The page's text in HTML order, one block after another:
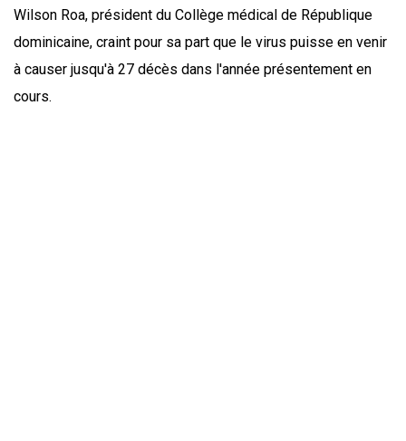
Wilson Roa, président du Collège médical de République
dominicaine, craint pour sa part que le virus puisse en venir
à causer jusqu'à 27 décès dans l'année présentement en
cours.